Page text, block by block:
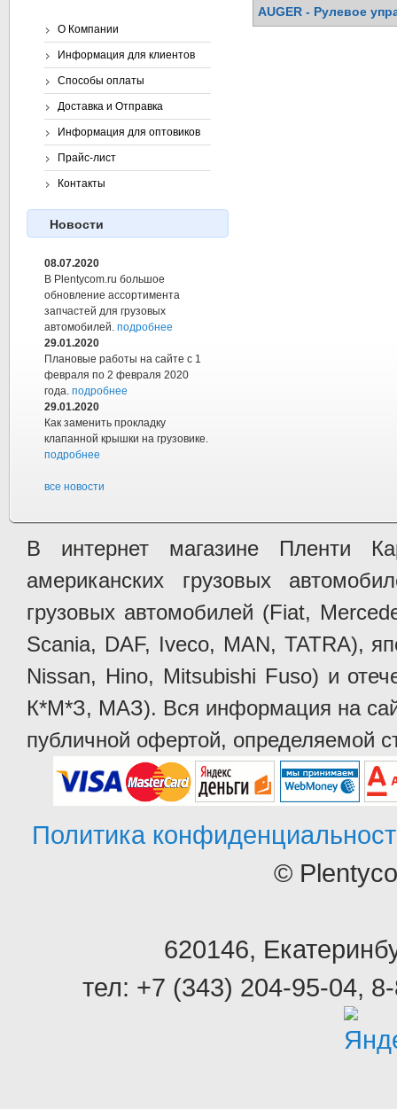
AUGER - Рулевое
О Компании
Информация для клиентов
Способы оплаты
Доставка и Отправка
Информация для оптовиков
Прайс-лист
Контакты
Новости
08.07.2020
В Plentycom.ru большое
обновление ассортимента
запчастей для грузовых
автомобилей. подробнее
29.01.2020
Плановые работы на сайте с 1
февраля по 2 февраля 2020
года. подробнее
29.01.2020
Как заменить прокладку
клапанной крышки на грузовике.
подробнее
все новости
В интернет магазине Пленти
американских грузовых
грузовых автомобилей (Fiat,
Scania, DAF, Iveco, MAN, TATRA),
Nissan, Hino, Mitsubishi Fuso) и
К*М*З, МАЗ). Вся информация на
публичной офертой, определяемой
Политика
©
620146,
тел: +7 (343) 204-95-04,